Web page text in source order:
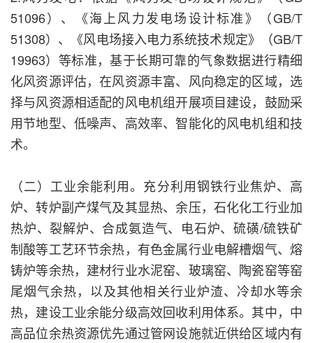
51096）、《海上风力发电场设计标准》（GB/T
51308）、《风电场接入电力系统技术规定》（GB/T
19963）等标准，基于长期可靠的气象数据进行精细
化风资源评估，在风资源丰富、风向稳定的区域，选
择与风资源相适配的风电机组开展项目建设，鼓励采
用节地型、低噪声、高效率、智能化的风电机组和技
术。
（二）工业余能利用。充分利用钢铁行业焦炉、高
炉、转炉副产煤气及其显热、余压，石化化工行业加
热炉、裂解炉、合成氨造气、电石炉、硫磺/硫铁矿
制酸等工艺环节余热，有色金属行业电解槽烟气、熔
铸炉等余热，建材行业水泥窑、玻璃窑、陶瓷窑等窑
尾烟气余热，以及其他相关行业炉渣、冷却水等余
热，建设工业余能分级高效回收利用体系。其中，中
高品位余热资源优先通过管网设施就近供给区域内有